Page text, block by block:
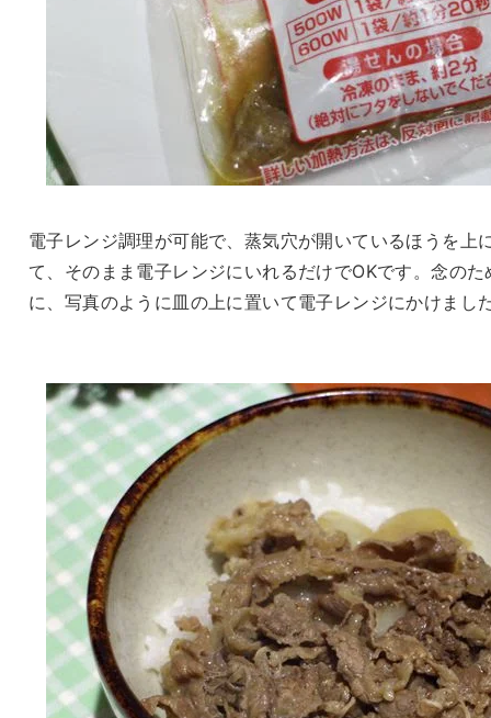
電子レンジ調理が可能で、蒸気穴が開いているほうを上
て、そのまま電子レンジにいれるだけでOKです。念のた
に、写真のように皿の上に置いて電子レンジにかけまし